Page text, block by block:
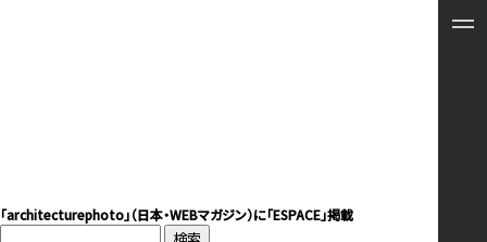
「architecturephoto」（日本・WEBマガジン）に「ESPACE」掲載